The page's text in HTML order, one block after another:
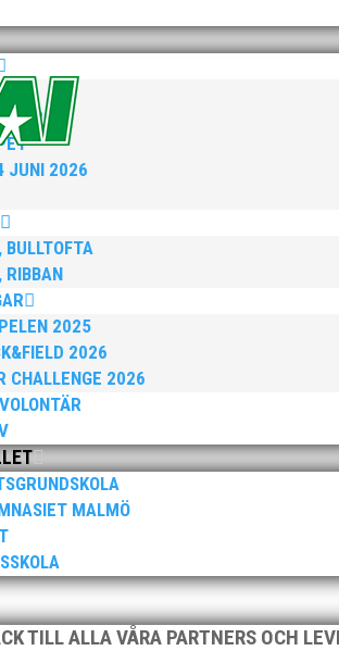
& 21K
JUNI 2026
BULLTOFTA
RIBBAN
2025
2026
CHALLENGE 2026
MALMÖ
TILL ALLA VÅRA PARTNERS OCH
samlades för fest gick en av
annat fanns ordförande Fredrik Wennolf
bjuder så var vi ett helt gäng löpare
(2,7 km respektive 5,4
– Malmö Allmänna Idrottsförening (MAI)
Idrottsförening – MAI – söker en